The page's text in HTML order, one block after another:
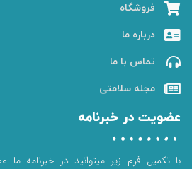
فروشگاه
درباره ما
تماس با ما
مجله سلامتی
عضویت در خبرنامه
با تکمیل فرم زیر میتوانید در خبرنامه